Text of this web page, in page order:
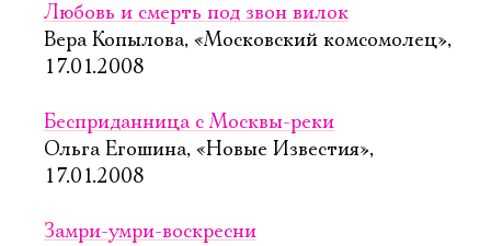
Любовь и смерть под звон вилок
Вера Копылова, «Московский комсомолец»,
17.01.2008
Бесприданница с Москвы-реки
Ольга Егошина, «Новые Известия»,
17.01.2008
Замри-умри-воскресни